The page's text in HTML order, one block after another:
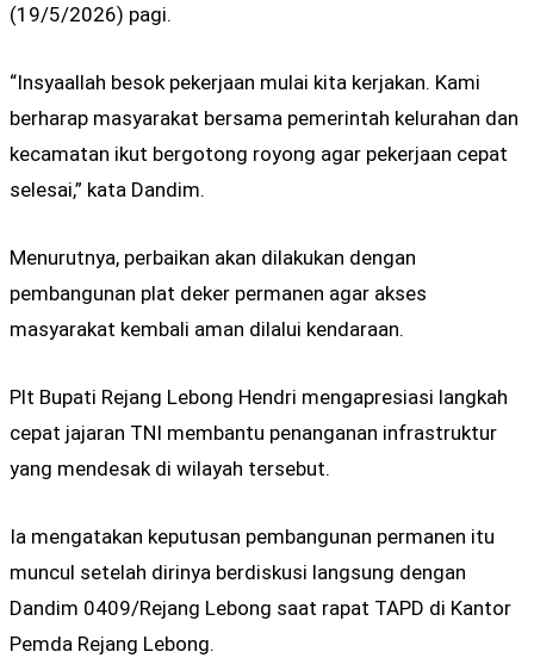
(19/5/2026) pagi.
“Insyaallah besok pekerjaan mulai kita kerjakan. Kami
berharap masyarakat bersama pemerintah kelurahan dan
kecamatan ikut bergotong royong agar pekerjaan cepat
selesai,” kata Dandim.
Menurutnya, perbaikan akan dilakukan dengan
pembangunan plat deker permanen agar akses
masyarakat kembali aman dilalui kendaraan.
Plt Bupati Rejang Lebong Hendri mengapresiasi langkah
cepat jajaran TNI membantu penanganan infrastruktur
yang mendesak di wilayah tersebut.
Ia mengatakan keputusan pembangunan permanen itu
muncul setelah dirinya berdiskusi langsung dengan
Dandim 0409/Rejang Lebong saat rapat TAPD di Kantor
Pemda Rejang Lebong.